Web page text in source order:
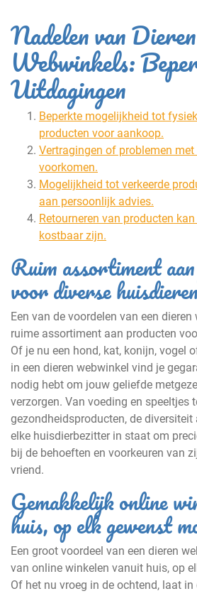
Nadelen van Dieren
Webwinkels:
Uitdagingen
Beperkte mogelijkheid tot
producten voor aankoop.
Vertragingen of problemen
voorkomen.
Mogelijkheid tot verkeerde
aan persoonlijk advies.
Retourneren van producten
kostbaar zijn.
Ruim assortiment
voor diverse
Een van de voordelen van een
ruime assortiment aan producten
Of je nu een hond, kat, konijn, vogel
in een dieren webwinkel vind je
nodig hebt om jouw geliefde
verzorgen. Van voeding en speeltjes
gezondheidsproducten, de
elke huisdierbezitter in staat om
bij de behoeften en voorkeuren van
vriend.
Gemakkelijk online
huis, op elk gewenst
Een groot voordeel van een dieren
van online winkelen vanuit huis, op
Of het nu vroeg in de ochtend, laat